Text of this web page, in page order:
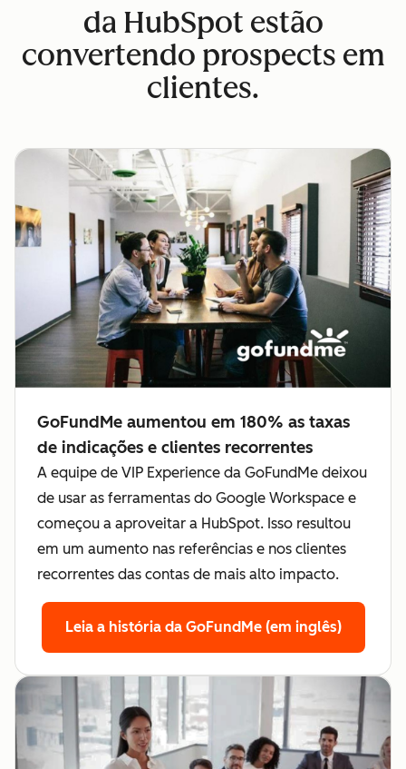
da HubSpot estão
convertendo prospects em
clientes.
GoFundMe aumentou em 180% as taxas
de indicações e clientes recorrentes
A equipe de VIP Experience da GoFundMe deixou
de usar as ferramentas do Google Workspace e
começou a aproveitar a HubSpot. Isso resultou
em um aumento nas referências e nos clientes
recorrentes das contas de mais alto impacto.
Leia a história da GoFundMe (em inglês)